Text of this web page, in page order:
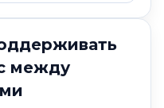
между